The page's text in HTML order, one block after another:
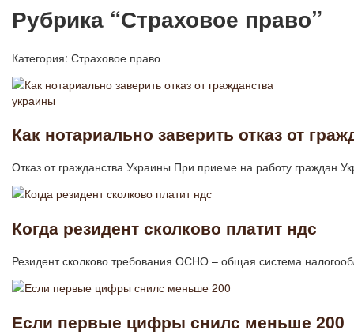
Рубрика “Страховое право”
Категория: Страховое право
Как нотариально заверить отказ от
Отказ от гражданства Украины При приеме на работу граждан
Когда резидент сколково платит ндс
Резидент сколково требования ОСНО – общая система
Если первые цифры снилс меньше 200